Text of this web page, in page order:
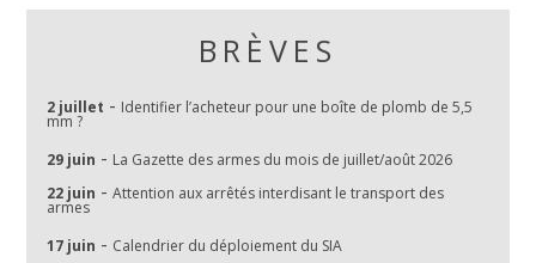
BRÈVES
2 juillet - Identifier l’acheteur pour une boîte de plomb de 5,5
mm ?
29 juin - La Gazette des armes du mois de juillet/août 2026
22 juin -Attention aux arrêtés interdisant le transport des
armes
17 juin - Calendrier du déploiement du SIA